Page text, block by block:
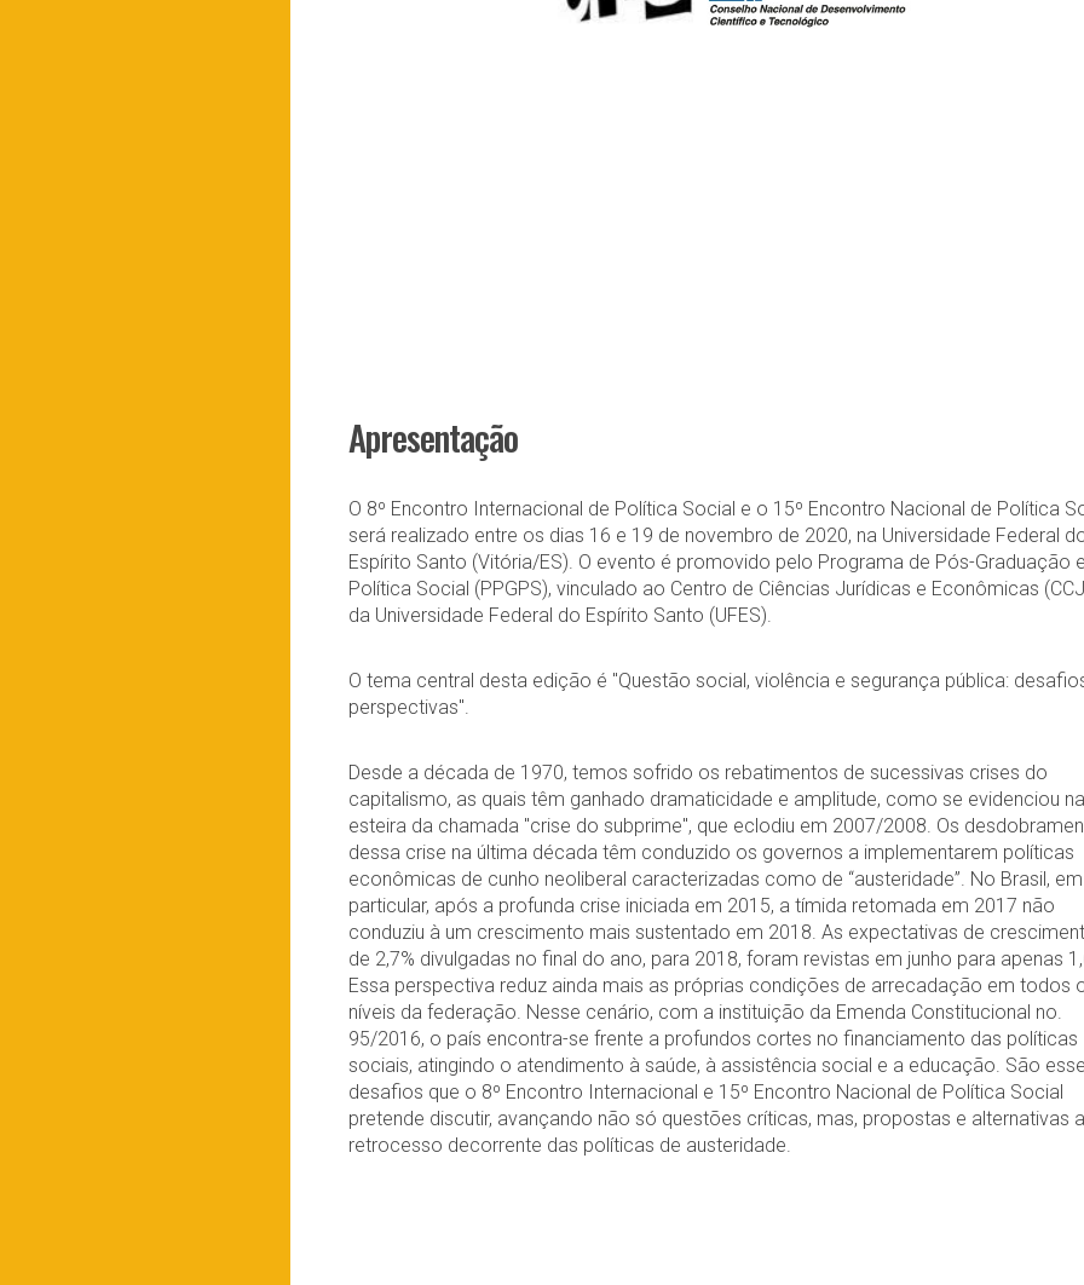
Apresentação
O 8º Encontro Internacional de Política Social e o 15º Encontro Nacional de Política
será realizado entre os dias 16 e 19 de novembro de 2020, na Universidade Federal
Espírito Santo (Vitória/ES). O evento é promovido pelo Programa de Pós-Graduação
Política Social (PPGPS), vinculado ao Centro de Ciências Jurídicas e Econômicas
da Universidade Federal do Espírito Santo (UFES).
O tema central desta edição é "Questão social, violência e segurança pública:
perspectivas".
Desde a década de 1970, temos sofrido os rebatimentos de sucessivas crises do
capitalismo, as quais têm ganhado dramaticidade e amplitude, como se evidenciou na
esteira da chamada "crise do subprime", que eclodiu em 2007/2008. Os
dessa crise na última década têm conduzido os governos a implementarem políticas
econômicas de cunho neoliberal caracterizadas como de “austeridade”. No Brasil, em
particular, após a profunda crise iniciada em 2015, a tímida retomada em 2017 não
conduziu à um crescimento mais sustentado em 2018. As expectativas de
de 2,7% divulgadas no final do ano, para 2018, foram revistas em junho para apenas
Essa perspectiva reduz ainda mais as próprias condições de arrecadação em todos
níveis da federação. Nesse cenário, com a instituição da Emenda Constitucional no.
95/2016, o país encontra-se frente a profundos cortes no financiamento das políticas
sociais, atingindo o atendimento à saúde, à assistência social e a educação. São
desafios que o 8º Encontro Internacional e 15º Encontro Nacional de Política Social
pretende discutir, avançando não só questões críticas, mas, propostas e alternativas
retrocesso decorrente das políticas de austeridade.